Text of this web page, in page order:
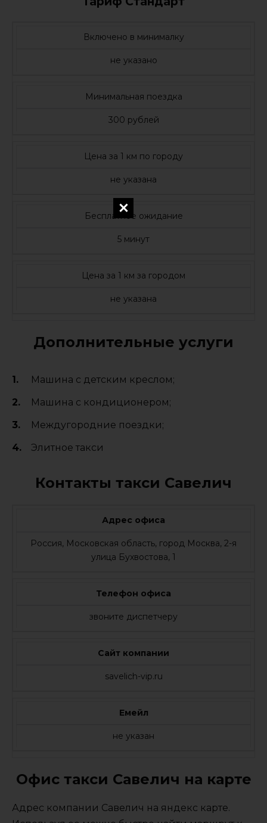
Включено в минималку
не указано
Минимальная поездка
300 рублей
Цена за 1 км по городу
не указана
Бесплатное ожидание
5 минут
Цена за 1 км за городом
не указана
Дополнительные услуги
Машина с детским креслом;
Машина с кондиционером;
Междугородние поездки;
Элитное такси
Контакты такси Савелич
Адрес офиса
Россия, Московская область, город Москва, 2-я
улица Бухвостова, 1
Телефон офиса
звоните диспетчеру
Сайт компании
savelich-vip.ru
Емейл
не указан
Офис такси Савелич на карте
Адрес компании Савелич на яндекс карте.